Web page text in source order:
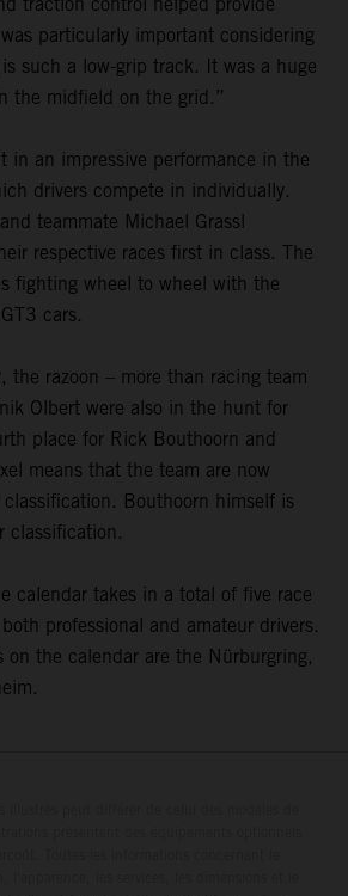
particularly important considering
such a low-grip track. It was a huge
the midfield on the grid.”
in an impressive performance in the
drivers compete in individually.
teammate Michael Grassl
respective races first in class. The
fighting wheel to wheel with the
cars.
the razoon – more than racing team
Olbert were also in the hunt for
place for Rick Bouthoorn and
means that the team are now
Bouthoorn himself is
classification.
calendar takes in a total of five race
professional and amateur drivers.
on the calendar are the Nürburgring,